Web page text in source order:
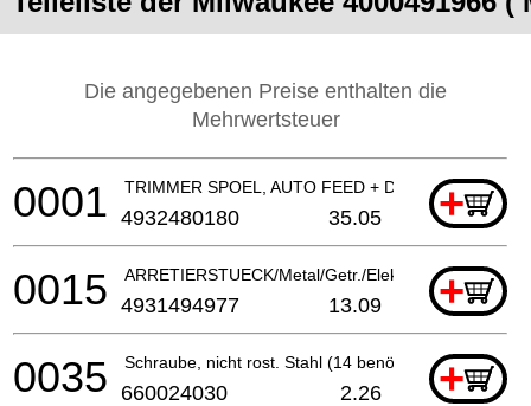
Die angegebenen Preise enthalten die
Mehrwertsteuer
TRIMMER SPOEL, AUTO FEED + DRAAD+
0001 4932480180 35.05
ARRETIERSTUECK/Metal/Getr./Elektrowerkz.
+
0015 4931494977 13.09
Schraube, nicht rost. Stahl (14 benötigt) +
0035 660024030 2.26